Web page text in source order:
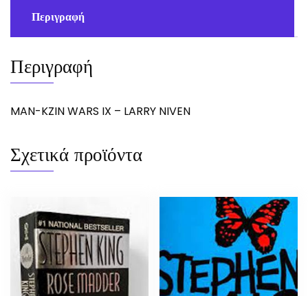
Περιγραφή
Περιγραφή
MAN-KZIN WARS IX – LARRY NIVEN
Σχετικά προϊόντα